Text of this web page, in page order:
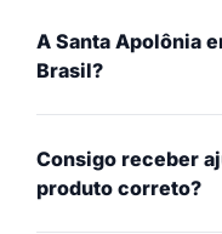
A Santa Apolônia
Brasil?
Consigo receber
produto correto?